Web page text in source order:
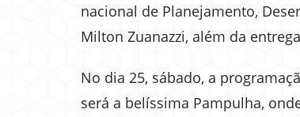
nacional de Planejamento,
Milton Zuanazzi, além da
No dia 25, sábado, a
será a belíssima Pampulha,